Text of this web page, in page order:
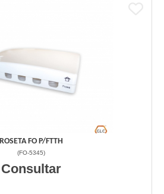
ROSETA FO P/FTTH
(FO-5345)
Consultar